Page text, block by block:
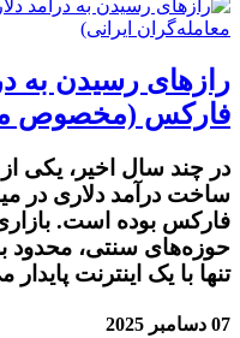
رازهای رسیدن به
فارکس (مخصوص
در چند سال اخیر، یکی
ساخت درآمد دلاری در
فارکس بوده است.
حوزه‌های سنتی، محدود
تنها با یک اینترنت
07 دسامبر 2025